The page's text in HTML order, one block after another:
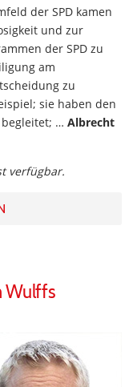
der SPD kamen
und zur
der SPD zu
am
zu
sie haben den
… Albrecht
verfügbar.
Wulffs